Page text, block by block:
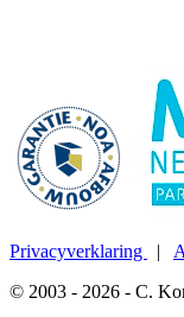
Privacyverklaring |
© 2003 - 2026 - C.